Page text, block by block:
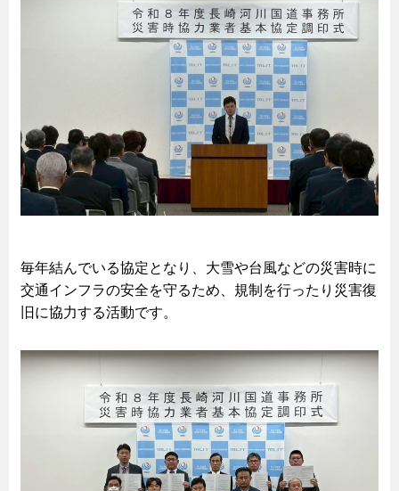
毎年結んでいる協定となり、大雪や台風などの災害時に
交通インフラの安全を守るため、規制を行ったり災害復
旧に協力する活動です。